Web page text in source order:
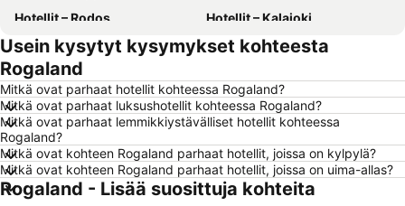
Hotellit – Rodos
Hotellit – Kalajoki
Hotellit – Alanya
Hotellit – Joensuu
Hotellit – Fuengirola
Hotellit – Savonlinna
Hotellit – Gdańsk
Hotellit – Lahti
Hotellit – Hämeenlinna
Hotellit – Seinäjoki
Hotellit – Suomi
Hotellit – Gran Canaria
Hotellit – Aurinkorannikko
Hotellit – Teneriffa
Hotellit – Gardajärvi
Usein kysytyt kysymykset kohteesta
Rogaland
Mitkä ovat parhaat hotellit kohteessa Rogaland?
Mitkä ovat parhaat luksushotellit kohteessa Rogaland?
Mitkä ovat parhaat lemmikkiystävälliset hotellit kohteessa
Rogaland?
Mitkä ovat kohteen Rogaland parhaat hotellit, joissa on kylpylä?
Mitkä ovat kohteen Rogaland parhaat hotellit, joissa on uima-allas?
Rogaland - Lisää suosittuja kohteita